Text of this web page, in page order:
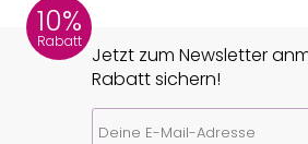
10%
Rabatt
Jetzt zum Newsletter
Rabatt sichern!